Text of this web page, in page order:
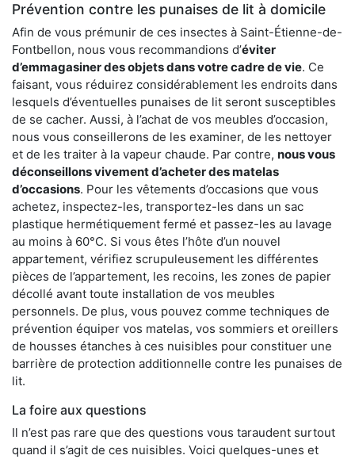
Prévention contre les punaises de lit à domicile
Afin de vous prémunir de ces insectes à Saint-Étienne-de-
Fontbellon, nous vous recommandions d’éviter
d’emmagasiner des objets dans votre cadre de vie. Ce
faisant, vous réduirez considérablement les endroits dans
lesquels d’éventuelles punaises de lit seront susceptibles
de se cacher. Aussi, à l’achat de vos meubles d’occasion,
nous vous conseillerons de les examiner, de les nettoyer
et de les traiter à la vapeur chaude. Par contre, nous vous
déconseillons vivement d’acheter des matelas
d’occasions. Pour les vêtements d’occasions que vous
achetez, inspectez-les, transportez-les dans un sac
plastique hermétiquement fermé et passez-les au lavage
au moins à 60°C. Si vous êtes l’hôte d’un nouvel
appartement, vérifiez scrupuleusement les différentes
pièces de l’appartement, les recoins, les zones de papier
décollé avant toute installation de vos meubles
personnels. De plus, vous pouvez comme techniques de
prévention équiper vos matelas, vos sommiers et oreillers
de housses étanches à ces nuisibles pour constituer une
barrière de protection additionnelle contre les punaises de
lit.
La foire aux questions
Il n’est pas rare que des questions vous taraudent surtout
quand il s’agit de ces nuisibles. Voici quelques-unes et